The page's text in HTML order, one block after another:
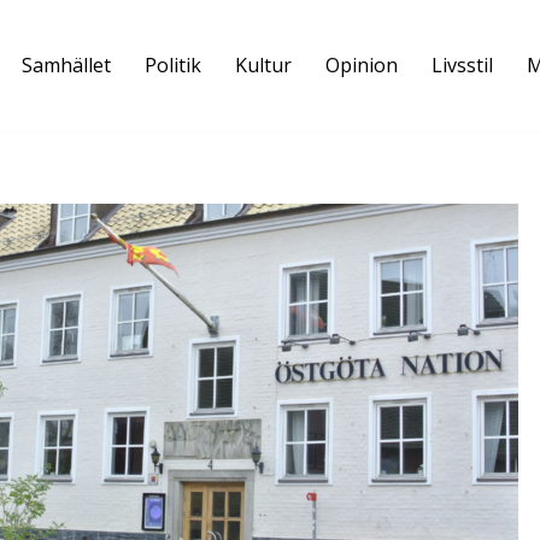
Samhället Politik Kultur Opinion Livsstil